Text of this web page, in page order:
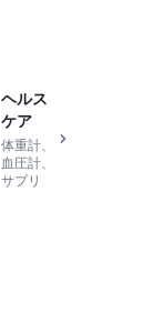
ヘルス
ケア
体重計、
血圧計、
サプリ